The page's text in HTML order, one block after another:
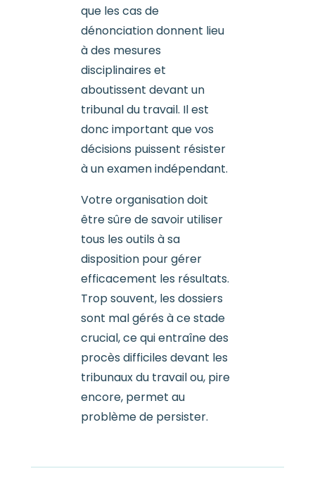
que les cas de
dénonciation donnent lieu
à des mesures
disciplinaires et
aboutissent devant un
tribunal du travail. Il est
donc important que vos
décisions puissent résister
à un examen indépendant.
Votre organisation doit
être sûre de savoir utiliser
tous les outils à sa
disposition pour gérer
efficacement les résultats.
Trop souvent, les dossiers
sont mal gérés à ce stade
crucial, ce qui entraîne des
procès difficiles devant les
tribunaux du travail ou, pire
encore, permet au
problème de persister.